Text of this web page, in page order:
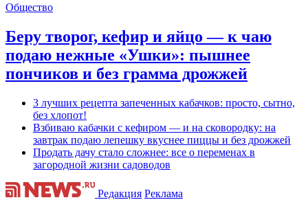
Общество
Беру творог, кефир и яйцо — к чаю
подаю нежные «Ушки»: пышнее
пончиков и без грамма дрожжей
3 лучших рецепта запеченных кабачков: просто, сытно,
без хлопот!
Взбиваю кабачки с кефиром — и на сковородку: на
завтрак подаю лепешку вкуснее пиццы и без дрожжей
Продать дачу стало сложнее: все о переменах в
загородной жизни садоводов
Редакция Реклама